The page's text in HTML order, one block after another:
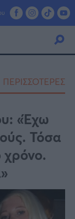
ΠΕΡΙΣΣΟΤΕΡΕΣ
«Έχω
Τόσα
χρόνο.